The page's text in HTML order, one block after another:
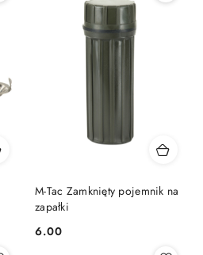
M-Tac Zamknięty pojemnik na
zapałki
Cena:
6.00